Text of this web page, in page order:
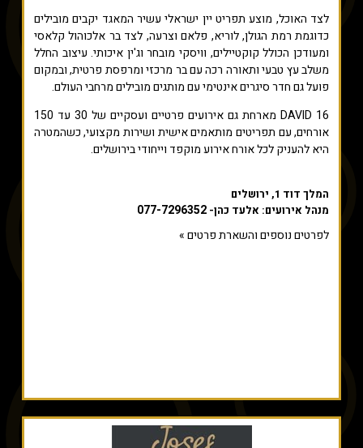
לצד האוכל, מוצע תפריט יין ישראלי עשיר המאגד יקבים מובילים
כדוגמת רמת הגולן, לוריא, פלאם וצרעה, לצד בר אלכוהול קלאסי
ומעודכן הכולל קוקטיילים, וויסקי מובחר וג'ין איכותי. עיצוב החלל
משלב עץ טבעי ותאורה רכה עם בר מרכזי ומרפסת פרטית, ובמקום
פועל גם חדר סיגרים אינטימי עם מותגים מובילים מרחבי העולם.
DAVID 16 מארחת גם אירועים פרטיים ועסקיים של 30 עד 150
אורחים, עם תפריטים מותאמים אישית ושירות מקצועי, כשהמטרה
היא להעניק לכל אורח אירוע מוקפד וייחודי בירושלים.
המלך דוד 1, ירושלים
מנהל אירועים: אלעד כהן- 077-7296352
לפרטים נוספים והשארת פרטים »